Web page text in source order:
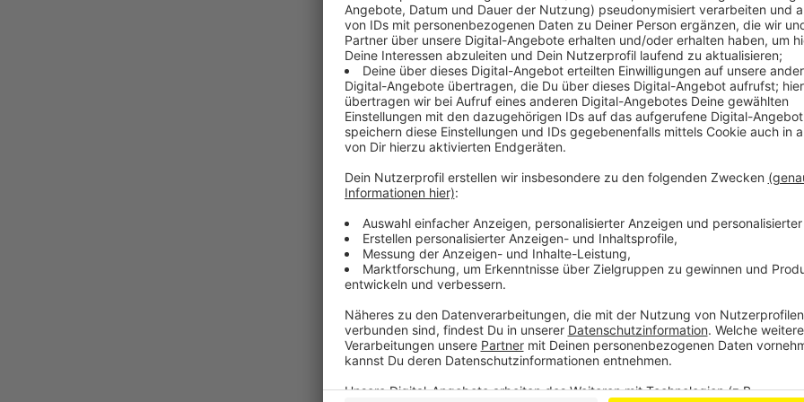
Comedy
Der Atzeventskalender -
verpacken
Anzeige
Das ist der Atzeventskalender
Anzeige
Wir öffnen mit euch jeden Tag ein Türchen. Dazu
Türchensteher organisiert. Atze Schröder bringt
frei Haus. Lustig, (be)sinnlich und mit Locken. Und